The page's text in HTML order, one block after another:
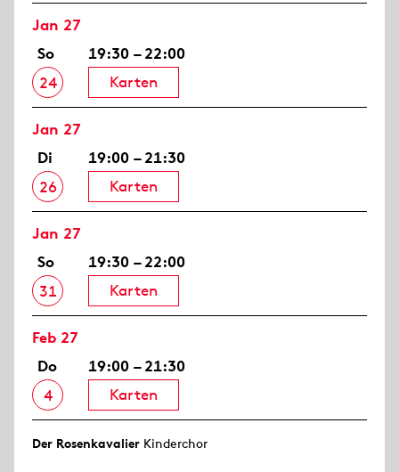
Jan 27
So
24
19:30 – 22:00
Karten
Jan 27
Di
26
19:00 – 21:30
Karten
Jan 27
So
31
19:30 – 22:00
Karten
Feb 27
Do
4
19:00 – 21:30
Karten
Der Rosen­kavalier Kinderchor